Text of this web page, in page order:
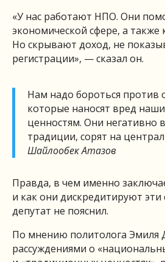
«У нас работают НПО. Они
экономической сфере, а также
Но скрывают доход, не
регистрации», — сказал он.
Нам надо бороться против
которые наносят вред
ценностям. Они негативно
традиции, сорят на
Шайлообек Атазов
Правда, в чем именно
и как они дискредитируют
депутат не пояснил.
По мнению политолога Эмиля
рассуждениями о